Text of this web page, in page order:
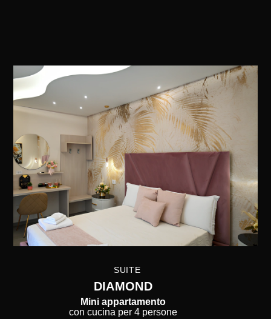
Plaza Plaza Plaza Plaza Plaza Plaza Plaza Plaza
SUITE
DIAMOND
Mini appartamento
con cucina per 4 persone